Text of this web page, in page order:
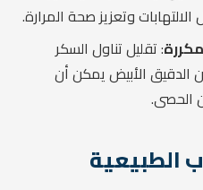
وتعزيز صحة المرارة.
: تقليل تناول السكر
الدقيق الأبيض يمكن أن
الحصى.